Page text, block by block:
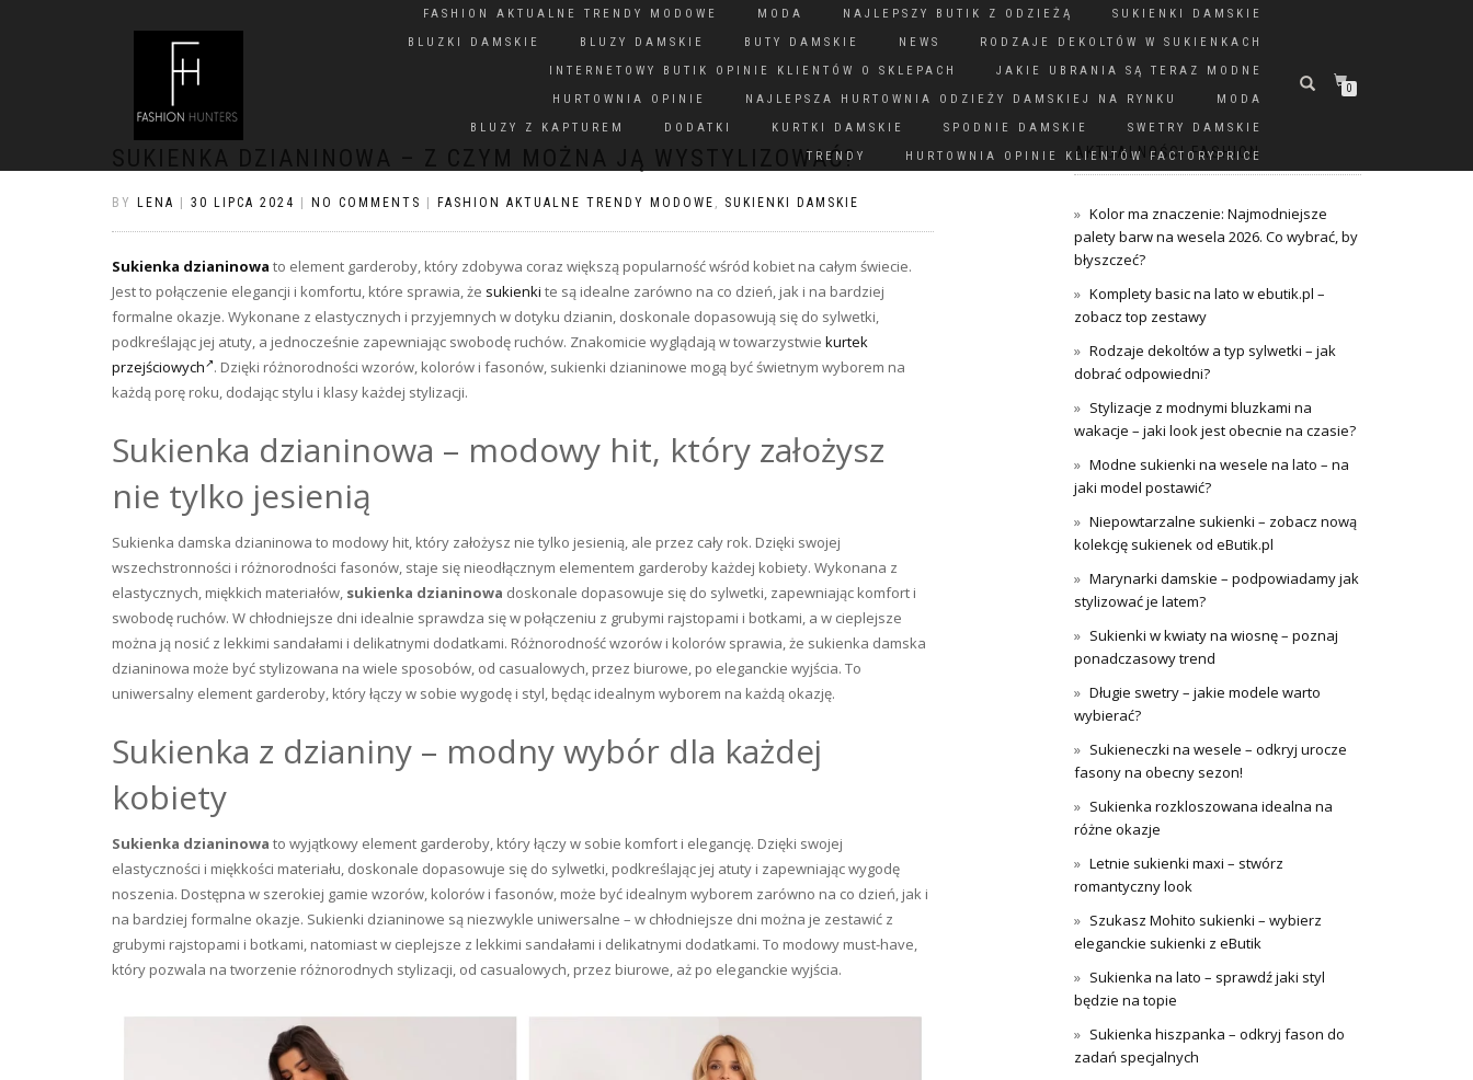
FASHION AKTUALNE TRENDY MODOWE MODA NAJLEPSZY BUTIK Z ODZIEŻĄ
SUKIENKI DAMSKIE
BLUZKI DAMSKIE
BLUZY DAMSKIE BUTY DAMSKIE NEWS
RODZAJE DEKOLTÓW W SUKIENKACH
INTERNETOWY BUTIK OPINIE KLIENTÓW O SKLEPACH
JAKIE UBRANIA SĄ TERAZ MODNE
HURTOWNIA OPINIE
NAJLEPSZA HURTOWNIA ODZIEŻY DAMSKIEJ NA RYNKU
MODA
BLUZY Z KAPTUREM
DODATKI KURTKI DAMSKIE SPODNIE DAMSKIE
SWETRY DAMSKIE
TRENDY
HURTOWNIA OPINIE KLIENTÓW FACTORYPRICE
0
SUKIENKA DZIANINOWA – Z CZYM MOŻNA JĄ WYSTYLIZOWAĆ?
BY LENA 30 LIPCA 2024 NO COMMENTS FASHION AKTUALNE TRENDY MODOWE , SUKIENKI DAMSKIE
Sukienka dzianinowa to element garderoby, który zdobywa coraz większą popularność wśród kobiet na całym świecie.
Jest to połączenie elegancji i komfortu, które sprawia, że sukienki te są idealne zarówno na co dzień, jak i na bardziej
formalne okazje. Wykonane z elastycznych i przyjemnych w dotyku dzianin, doskonale dopasowują się do sylwetki,
podkreślając jej atuty, a jednocześnie zapewniając swobodę ruchów. Znakomicie wyglądają w towarzystwie kurtek
przejściowych . Dzięki różnorodności wzorów, kolorów i fasonów, sukienki dzianinowe mogą być świetnym wyborem na
każdą porę roku, dodając stylu i klasy każdej stylizacji.
Sukienka dzianinowa – modowy hit, który założysz
nie tylko jesienią
Sukienka damska dzianinowa to modowy hit, który założysz nie tylko jesienią, ale przez cały rok. Dzięki swojej
wszechstronności i różnorodności fasonów, staje się nieodłącznym elementem garderoby każdej kobiety. Wykonana z
elastycznych, miękkich materiałów, sukienka dzianinowa doskonale dopasowuje się do sylwetki, zapewniając komfort i
swobodę ruchów. W chłodniejsze dni idealnie sprawdza się w połączeniu z grubymi rajstopami i botkami, a w cieplejsze
można ją nosić z lekkimi sandałami i delikatnymi dodatkami. Różnorodność wzorów i kolorów sprawia, że sukienka damska
dzianinowa może być stylizowana na wiele sposobów, od casualowych, przez biurowe, po eleganckie wyjścia. To
uniwersalny element garderoby, który łączy w sobie wygodę i styl, będąc idealnym wyborem na każdą okazję.
Sukienka z dzianiny – modny wybór dla każdej
kobiety
Sukienka dzianinowa to wyjątkowy element garderoby, który łączy w sobie komfort i elegancję. Dzięki swojej
elastyczności i miękkości materiału, doskonale dopasowuje się do sylwetki, podkreślając jej atuty i zapewniając wygodę
noszenia. Dostępna w szerokiej gamie wzorów, kolorów i fasonów, może być idealnym wyborem zarówno na co dzień, jak i
na bardziej formalne okazje. Sukienki dzianinowe są niezwykle uniwersalne – w chłodniejsze dni można je zestawić z
grubymi rajstopami i botkami, natomiast w cieplejsze z lekkimi sandałami i delikatnymi dodatkami. To modowy must-have,
który pozwala na tworzenie różnorodnych stylizacji, od casualowych, przez biurowe, aż po eleganckie wyjścia.
AKTUALNOŚCI FASHION
Kolor ma znaczenie: Najmodniejsze
palety barw na wesela 2026. Co wybrać, by
błyszczeć?
Komplety basic na lato w ebutik.pl –
zobacz top zestawy
Rodzaje dekoltów a typ sylwetki – jak
dobrać odpowiedni?
Stylizacje z modnymi bluzkami na
wakacje – jaki look jest obecnie na czasie?
Modne sukienki na wesele na lato – na
jaki model postawić?
Niepowtarzalne sukienki – zobacz nową
kolekcję sukienek od eButik.pl
Marynarki damskie – podpowiadamy jak
stylizować je latem?
Sukienki w kwiaty na wiosnę – poznaj
ponadczasowy trend
Długie swetry – jakie modele warto
wybierać?
Sukieneczki na wesele – odkryj urocze
fasony na obecny sezon!
Sukienka rozkloszowana idealna na
różne okazje
Letnie sukienki maxi – stwórz
romantyczny look
Szukasz Mohito sukienki – wybierz
eleganckie sukienki z eButik
Sukienka na lato – sprawdź jaki styl
będzie na topie
Sukienka hiszpanka – odkryj fason do
zadań specjalnych